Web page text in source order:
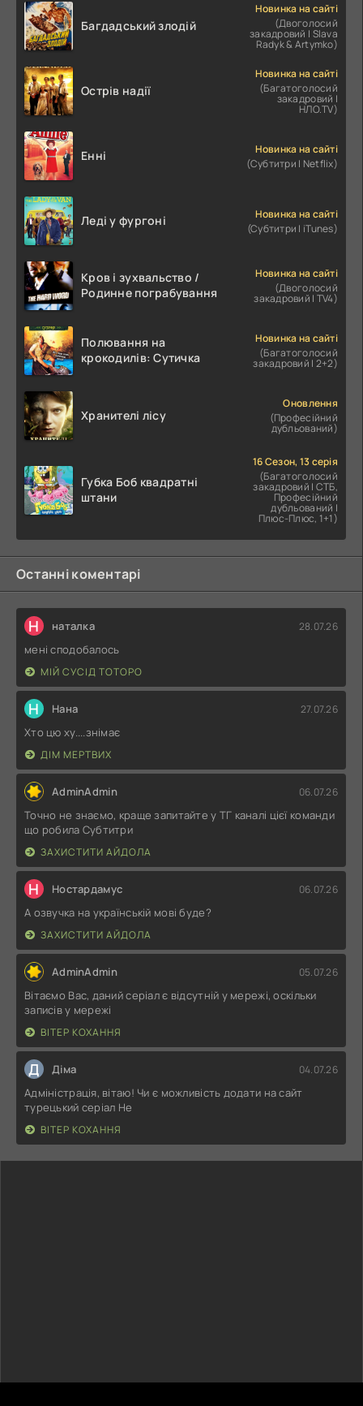
Багдадський злодій
Новинка на сайті
(Двоголосий
закадровий | Slava
Radyk & Artymko)
Острів надії
Новинка на сайті
(Багатоголосий
закадровий |
НЛО.TV)
Енні
Новинка на сайті
(Субтитри | Netflix)
Леді у фургоні
Новинка на сайті
(Субтитри | iTunes)
Кров і зухвальство /
Родинне пограбування
Новинка на сайті
(Двоголосий
закадровий | TV4)
Полювання на
крокодилів: Сутичка
Новинка на сайті
(Багатоголосий
закадровий | 2+2)
Хранителі лісу
Оновлення
(Професійний
дубльований)
Губка Боб квадратні
штани
16 Сезон, 13 серія
(Багатоголосий
закадровий | СТБ,
Професійний
дубльований |
Плюс-Плюс, 1+1)
Останні коментарі
Н наталка 28.07.26
мені сподобалось
МІЙ СУСІД ТОТОРО
Н Нана 27.07.26
Хто цю ху....знімає
ДІМ МЕРТВИХ
AdminAdmin 06.07.26
Точно не знаємо, краще запитайте у ТГ каналі цієї команди
що робила Субтитри
ЗАХИСТИТИ АЙДОЛА
Н Ностардамус 06.07.26
А озвучка на українській мові буде?
ЗАХИСТИТИ АЙДОЛА
AdminAdmin 05.07.26
Вітаємо Вас, даний серіал є відсутній у мережі, оскільки
записів у мережі
ВІТЕР КОХАННЯ
Д Діма 04.07.26
Адміністрація, вітаю! Чи є можливість додати на сайт
турецький серіал Не
ВІТЕР КОХАННЯ